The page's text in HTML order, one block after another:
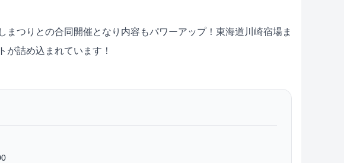
つりとの合同開催となり内容もパワーアップ！東海道川崎宿場ま
詰め込まれています！